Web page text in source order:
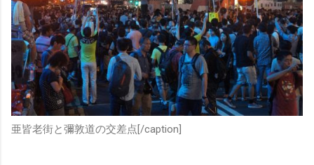
亜皆老街と彌敦道の交差点[/caption]